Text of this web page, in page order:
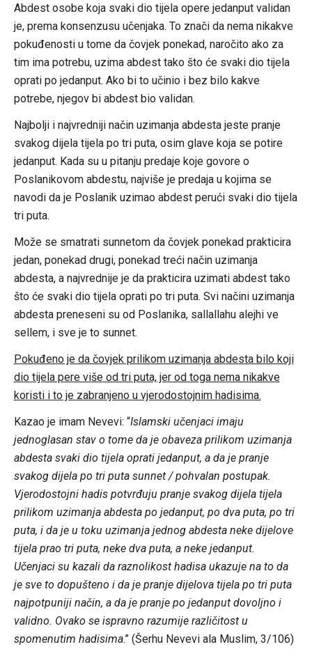
Abdest osobe koja svaki dio tijela opere jedanput validan
je, prema konsenzusu učenjaka. To znači da nema nikakve
pokuđenosti u tome da čovjek ponekad, naročito ako za
tim ima potrebu, uzima abdest tako što će svaki dio tijela
oprati po jedanput. Ako bi to učinio i bez bilo kakve
potrebe, njegov bi abdest bio validan.
Najbolji i najvredniji način uzimanja abdesta jeste pranje
svakog dijela tijela po tri puta, osim glave koja se potire
jedanput. Kada su u pitanju predaje koje govore o
Poslanikovom abdestu, najviše je predaja u kojima se
navodi da je Poslanik uzimao abdest perući svaki dio tijela
tri puta.
Može se smatrati sunnetom da čovjek ponekad prakticira
jedan, ponekad drugi, ponekad treći način uzimanja
abdesta, a najvrednije je da prakticira uzimati abdest tako
što će svaki dio tijela oprati po tri puta. Svi načini uzimanja
abdesta preneseni su od Poslanika, sallallahu alejhi ve
sellem, i sve je to sunnet.
Pokuđeno je da čovjek prilikom uzimanja abdesta bilo koji
dio tijela pere više od tri puta, jer od toga nema nikakve
koristi i to je zabranjeno u vjerodostojnim hadisima.
Kazao je imam Nevevi: “Islamski učenjaci imaju
jednoglasan stav o tome da je obaveza prilikom uzimanja
abdesta svaki dio tijela oprati jedanput, a da je pranje
svakog dijela po tri puta sunnet / pohvalan postupak.
Vjerodostojni hadis potvrđuju pranje svakog dijela tijela
prilikom uzimanja abdesta po jedanput, po dva puta, po tri
puta, i da je u toku uzimanja jednog abdesta neke dijelove
tijela prao tri puta, neke dva puta, a neke jedanput.
Učenjaci su kazali da raznolikost hadisa ukazuje na to da
je sve to dopušteno i da je pranje dijelova tijela po tri puta
najpotpuniji način, a da je pranje po jedanput dovoljno i
validno. Ovako se ispravno razumije različitost u
spomenutim hadisima.” (Šerhu Nevevi ala Muslim, 3/106)